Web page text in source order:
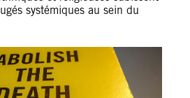
systémiques au sein du